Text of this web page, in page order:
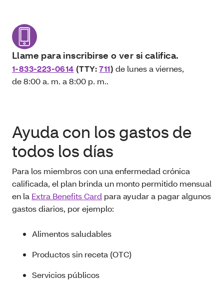
Llame para inscribirse o ver si califica.
1-833-223-0614 (TTY:711) de lunes a viernes,
de 8:00 a. m. a 8:00 p. m..
Ayuda con los gastos de
todos los días
Para los miembros con una enfermedad crónica
calificada, el plan brinda un monto permitido mensual
en la Extra Benefits Card para ayudar a pagar algunos
gastos diarios, por ejemplo:
Alimentos saludables
Productos sin receta (OTC)
Servicios públicos